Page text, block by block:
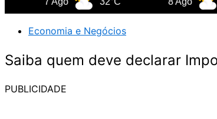
Economia e Negócios
Saiba quem deve declarar
PUBLICIDADE